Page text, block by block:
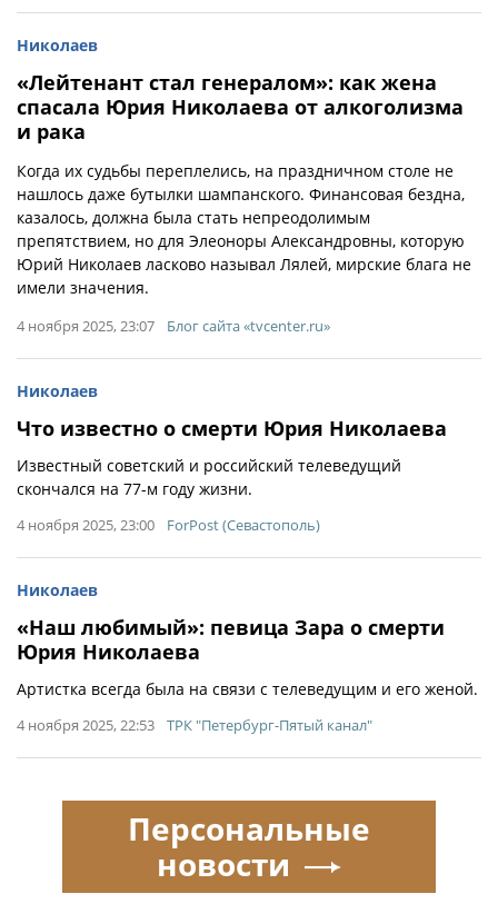
Николаев
«Лейтенант стал генералом»: как жена
спасала Юрия Николаева от алкоголизма
и рака
Когда их судьбы переплелись, на праздничном столе не
нашлось даже бутылки шампанского. Финансовая бездна,
казалось, должна была стать непреодолимым
препятствием, но для Элеоноры Александровны, которую
Юрий Николаев ласково называл Лялей, мирские блага не
имели значения.
4 ноября 2025, 23:07 Блог сайта «tvcenter.ru»
Николаев
Что известно о смерти Юрия Николаева
Известный советский и российский телеведущий
скончался на 77-м году жизни.
4 ноября 2025, 23:00 ForPost (Севастополь)
Николаев
«Наш любимый»: певица Зара о смерти
Юрия Николаева
Артистка всегда была на связи с телеведущим и его женой.
4 ноября 2025, 22:53 ТРК "Петербург-Пятый канал"
Персональные
новости